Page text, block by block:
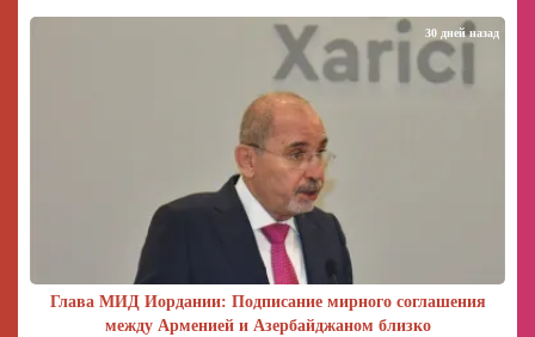
Глава МИД Иордании: Подписание мирного соглашения
между Арменией и Азербайджаном близко
30 дней назад